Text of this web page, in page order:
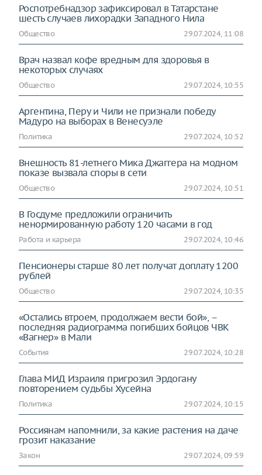
Роспотребнадзор зафиксировал в Татарстане
шесть случаев лихорадки Западного Нила
Общество 29.07.2024, 11:08
Врач назвал кофе вредным для здоровья в
некоторых случаях
Общество 29.07.2024, 10:55
Аргентина, Перу и Чили не признали победу
Мадуро на выборах в Венесуэле
Политика 29.07.2024, 10:52
Внешность 81-летнего Мика Джаггера на модном
показе вызвала споры в сети
Общество 29.07.2024, 10:51
В Госдуме предложили ограничить
ненормированную работу 120 часами в год
Работа и карьера 29.07.2024, 10:46
Пенсионеры старше 80 лет получат доплату 1200
рублей
Общество 29.07.2024, 10:35
«Остались втроем, продолжаем вести бой», –
последняя радиограмма погибших бойцов ЧВК
«Вагнер» в Мали
События 29.07.2024, 10:28
Глава МИД Израиля пригрозил Эрдогану
повторением судьбы Хусейна
Политика 29.07.2024, 10:15
Россиянам напомнили, за какие растения на даче
грозит наказание
Закон 29.07.2024, 09:59